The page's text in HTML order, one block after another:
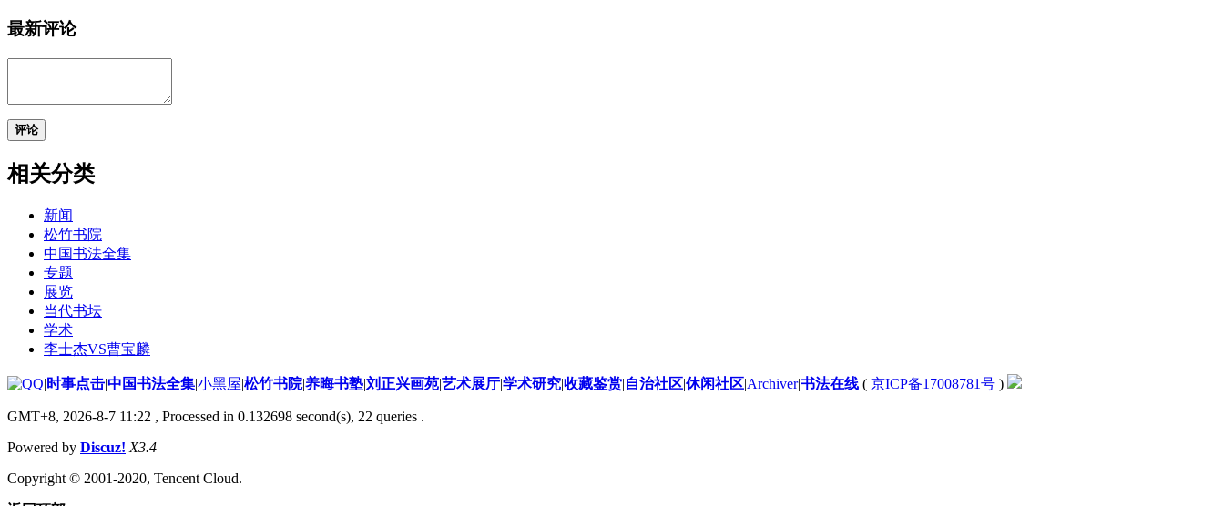
最新评论
评论
相关分类
新闻
松竹书院
中国书法全集
专题
展览
当代书坛
学术
李士杰VS曹宝麟
| 时事点击|中国书法全集|小黑屋|松竹书院|养晦书塾|刘正兴画苑|艺术展厅|学术研究|收藏鉴赏|自治社区|休闲社区|Archiver|书法在线 ( 京ICP备17008781号 )
GMT+8, 2026-8-7 11:22 , Processed in 0.132698 second(s), 22 queries .
Powered by Discuz! X3.4
Copyright © 2001-2020, Tencent Cloud.